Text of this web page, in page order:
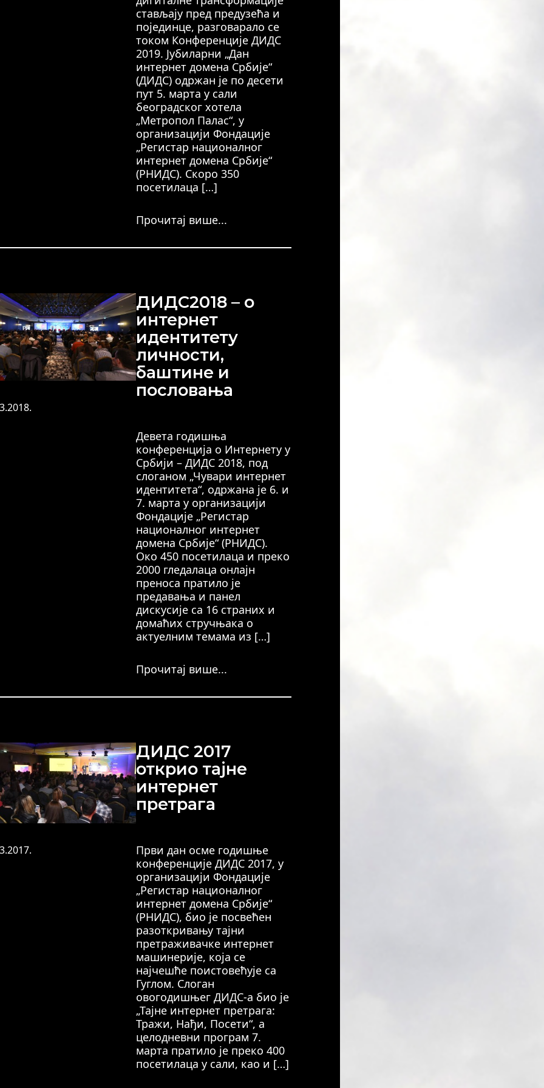
стављају пред предузећа и
појединце, разговарало се
током Конференције ДИДС
2019. Јубиларни „Дан
интернет домена Србије“
(ДИДС) одржан је по десети
пут 5. марта у сали
београдског хотела
„Метропол Палас“, у
организацији Фондације
„Регистар националног
интернет домена Србије“
(РНИДС). Скоро 350
посетилаца […]
Прочитај више...
ДИДС2018 – о
интернет
идентитету
личности,
баштине и
пословања
Девета годишња
конференција о Интернету у
Србији – ДИДС 2018, под
слоганом „Чувари интернет
идентитета“, одржана је 6. и
7. марта у организацији
Фондације „Регистар
националног интернет
домена Србије“ (РНИДС).
Око 450 посетилаца и преко
2000 гледалаца онлајн
преноса пратило је
предавања и панел
дискусије са 16 страних и
домаћих стручњака о
актуелним темама из […]
Прочитај више...
ДИДС 2017
открио тајне
интернет
претрага
Први дан осме годишње
конференције ДИДС 2017, у
организацији Фондације
„Регистар националног
интернет домена Србије“
(РНИДС), био је посвећен
разоткривању тајни
претраживачке интернет
машинерије, која се
најчешће поистовећује са
Гуглом. Слоган
овогодишњег ДИДС-а био је
„Тајне интернет претрага:
Тражи, Нађи, Посети“, а
целодневни програм 7.
марта пратило је преко 400
посетилаца у сали, као и […]